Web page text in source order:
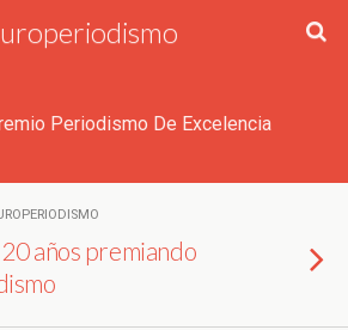
Periodismo De Excelencia
años premiando